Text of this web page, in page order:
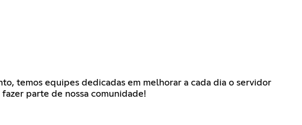
temos equipes dedicadas em melhorar a cada dia o servidor
parte de nossa comunidade!